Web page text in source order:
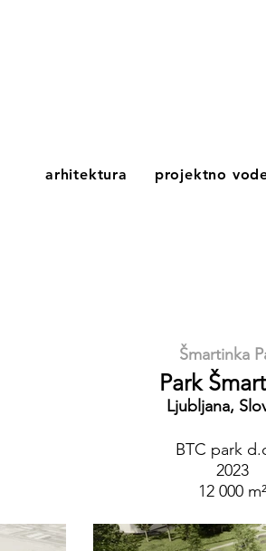
arhitektura projektno
Šmartinka
Park
Ljubljana,
BTC park
2023
12 000 m²